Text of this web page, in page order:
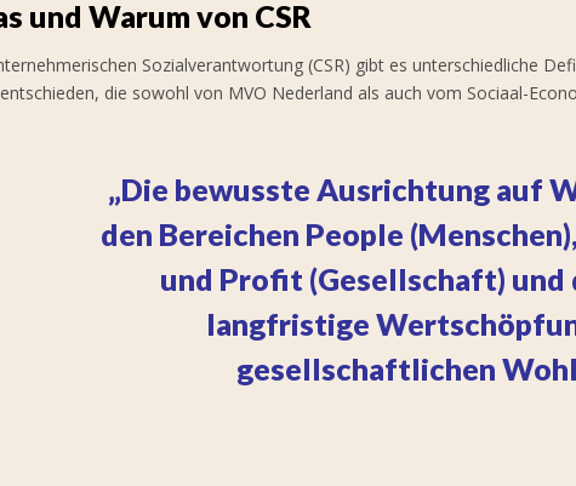
und Warum von CSR
Sozialverantwortung (CSR) gibt es unterschiedliche
die sowohl von MVO Nederland als auch vom Sociaal-
„Die bewusste Ausrichtung auf
den Bereichen People
und Profit (Gesellschaft) und
langfristige
gesellschaftlichen